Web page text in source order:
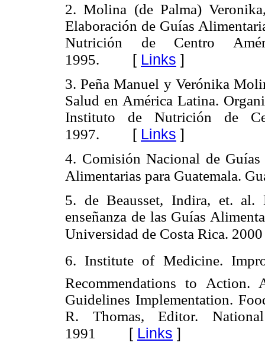
2. Molina (de Palma)
Elaboración de Guías
Nutrición de Centro
1995. [ Links ]
3. Peña Manuel y Verónika
Salud en América Latina.
Instituto de Nutrición de
1997. [ Links ]
4. Comisión Nacional de
Alimentarias para Guatemala.
5. de Beausset, Indira, et. al.
enseñanza de las Guías
Universidad de Costa Rica. 2000
6. Institute of Medicine.
Recommendations to
Guidelines Implementation.
R. Thomas, Editor.
1991
[ Links ]